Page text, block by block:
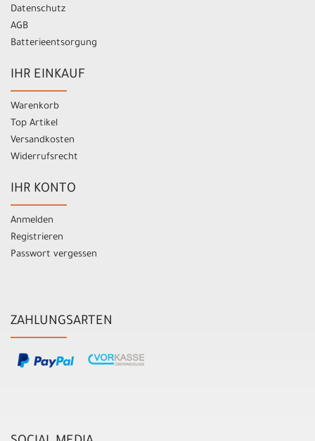
Datenschutz
AGB
Batterieentsorgung
IHR EINKAUF
Warenkorb
Top Artikel
Versandkosten
Widerrufsrecht
IHR KONTO
Anmelden
Registrieren
Passwort vergessen
ZAHLUNGSARTEN